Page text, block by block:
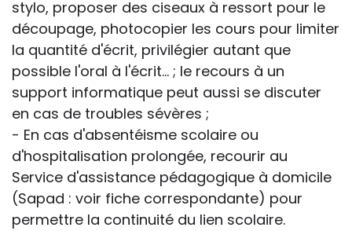
stylo, proposer des ciseaux à ressort pour le
découpage, photocopier les cours pour limiter
la quantité d'écrit, privilégier autant que
possible l'oral à l'écrit... ; le recours à un
support informatique peut aussi se discuter
en cas de troubles sévères ;
- En cas d'absentéisme scolaire ou
d'hospitalisation prolongée, recourir au
Service d'assistance pédagogique à domicile
(Sapad : voir fiche correspondante) pour
permettre la continuité du lien scolaire.